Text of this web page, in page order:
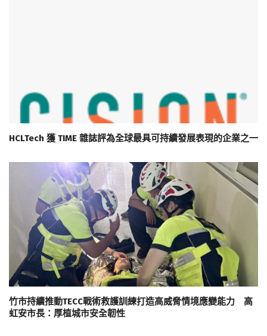
HCLTech 獲 TIME 雜誌評為全球最具可持續發展表現的企業之一
竹市持續推動TECC戰術救護訓練打造高威脅情境應變能力 高
虹安市長：厚植城市安全韌性